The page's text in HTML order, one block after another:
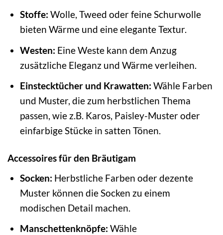
Stoffe: Wolle, Tweed oder feine Schurwolle
bieten Wärme und eine elegante Textur.
Westen: Eine Weste kann dem Anzug
zusätzliche Eleganz und Wärme verleihen.
Einstecktücher und Krawatten: Wähle Farben
und Muster, die zum herbstlichen Thema
passen, wie z.B. Karos, Paisley-Muster oder
einfarbige Stücke in satten Tönen.
Accessoires für den Bräutigam
Socken: Herbstliche Farben oder dezente
Muster können die Socken zu einem
modischen Detail machen.
Manschettenknöpfe: Wähle